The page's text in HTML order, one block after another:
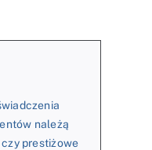
należą
czy prestiżowe